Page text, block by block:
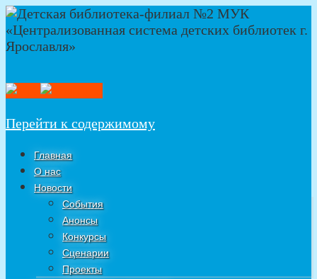
Перейти к содержимому
Главная
О нас
Новости
События
Анонсы
Конкурсы
Сценарии
Проекты